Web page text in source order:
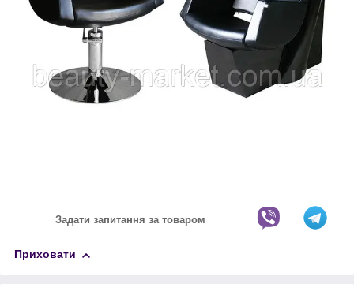
Задати запитання за товаром
Приховати